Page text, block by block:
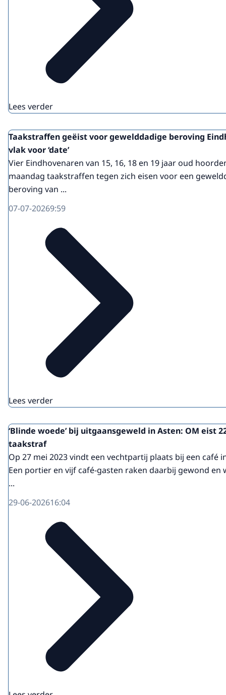
Lees verder
Taakstraffen geëist voor gewelddadige beroving
vlak voor ‘date’
Vier Eindhovenaren van 15, 16, 18 en 19 jaar oud
maandag taakstraffen tegen zich eisen voor een
beroving van ...
07-07-20269:59
Lees verder
‘Blinde woede’ bij uitgaansgeweld in Asten: OM eist
taakstraf
Op 27 mei 2023 vindt een vechtpartij plaats bij een café
Een portier en vijf café-gasten raken daarbij gewond en
...
29-06-202616:04